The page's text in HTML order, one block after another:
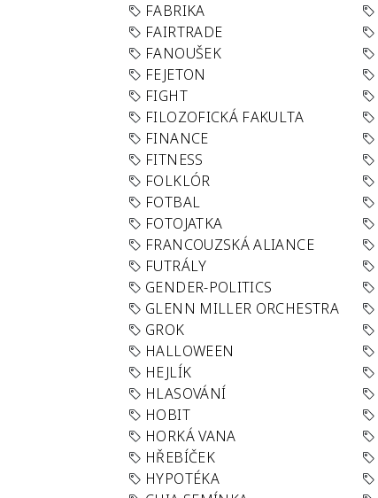
FABRIKA
FAIRTRADE
FANOUŠEK
FEJETON
FIGHT
FILOZOFICKÁ FAKULTA
FINANCE
FITNESS
FOLKLÓR
FOTBAL
FOTOJATKA
FRANCOUZSKÁ ALIANCE
FUTRÁLY
GENDER-POLITICS
GLENN MILLER ORCHESTRA
GROK
HALLOWEEN
HEJLÍK
HLASOVÁNÍ
HOBIT
HORKÁ VANA
HŘEBÍČEK
HYPOTÉKA